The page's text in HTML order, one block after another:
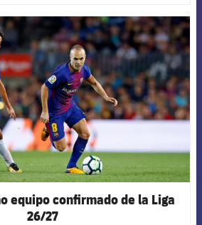
FCB Barcelona badge
equipo confirmado de la Liga
26/27